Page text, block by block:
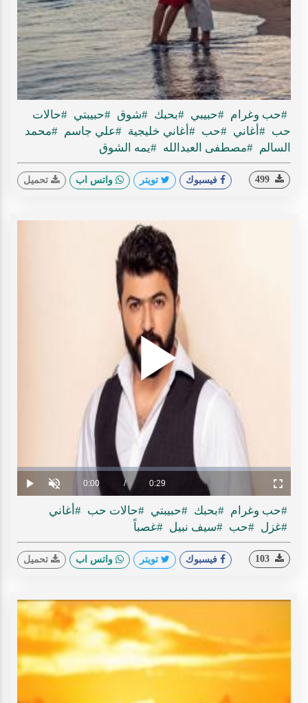
#حب وغرام #حبيبي #بحبك #شوق #حبيبتي #حالات
حب #أغاني #حب #أغاني خليجية #علي جاسم #محمد
السالم #مصطفى العبدالله #يمه الشوق
فيسبوك تويتر واتس اب تحميل
Play
Play Unmute Current
Time
0:00 / Duration
0:29
Loaded:
0%
Progress:
0%
Fullscreen
#حب وغرام #بحبك #حبيبتي #حالات حب #أغاني
#غزل #حب #سيف نبيل #غصباً
فيسبوك تويتر واتس اب تحميل